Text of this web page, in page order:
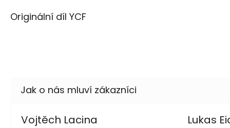
Originální díl YCF
Vojtěch Lacina Lukas